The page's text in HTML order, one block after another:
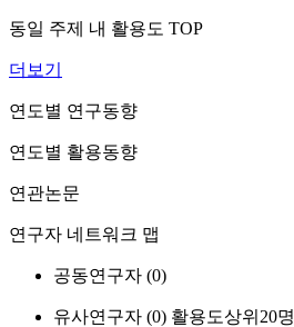
동일 주제 내 활용도 TOP
더보기
연도별 연구동향
연도별 활용동향
연관논문
연구자 네트워크 맵
공동연구자 (0)
유사연구자 (0) 활용도상위20명